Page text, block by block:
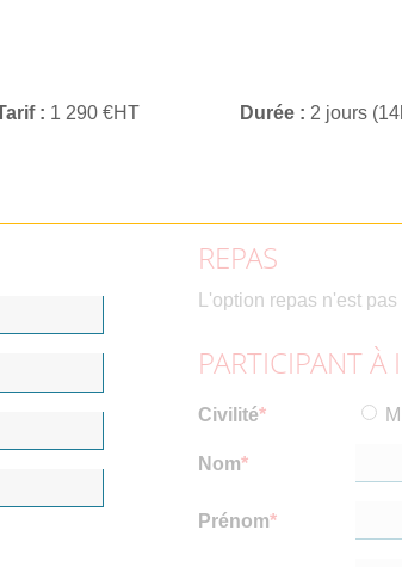
1 290 €HT Durée 2 jours
REPAS
L'option repas n'est
PARTICIPANT À
Civilité
Nom
Prénom